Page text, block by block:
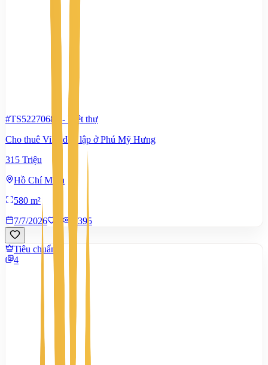
#TS52270686 - Biệt thự
Cho thuê Villa đơn lập ở Phú Mỹ Hưng
315 Triệu
Hồ Chí Minh
580 m²
7/7/2026
1.395
Tiêu chuẩn
4